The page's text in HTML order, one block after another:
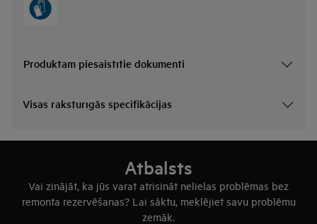
Produktam piesaistītie dokumenti
Visas raksturīgās specifikācijas
Atbalsts
Vai zinājāt, ka jūs varat atrisināt nelielas problēmas bez
remonta rezervēšanas? Lai sāktu, meklējiet savu problēmu
zemāk.